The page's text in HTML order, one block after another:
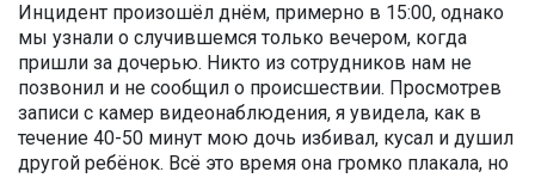
Инцидент произошёл днём, примерно в 15:00, однако
мы узнали о случившемся только вечером, когда
пришли за дочерью. Никто из сотрудников нам не
позвонил и не сообщил о происшествии. Просмотрев
записи с камер видеонаблюдения, я увидела, как в
течение 40-50 минут мою дочь избивал, кусал и душил
другой ребёнок. Всё это время она громко плакала, но